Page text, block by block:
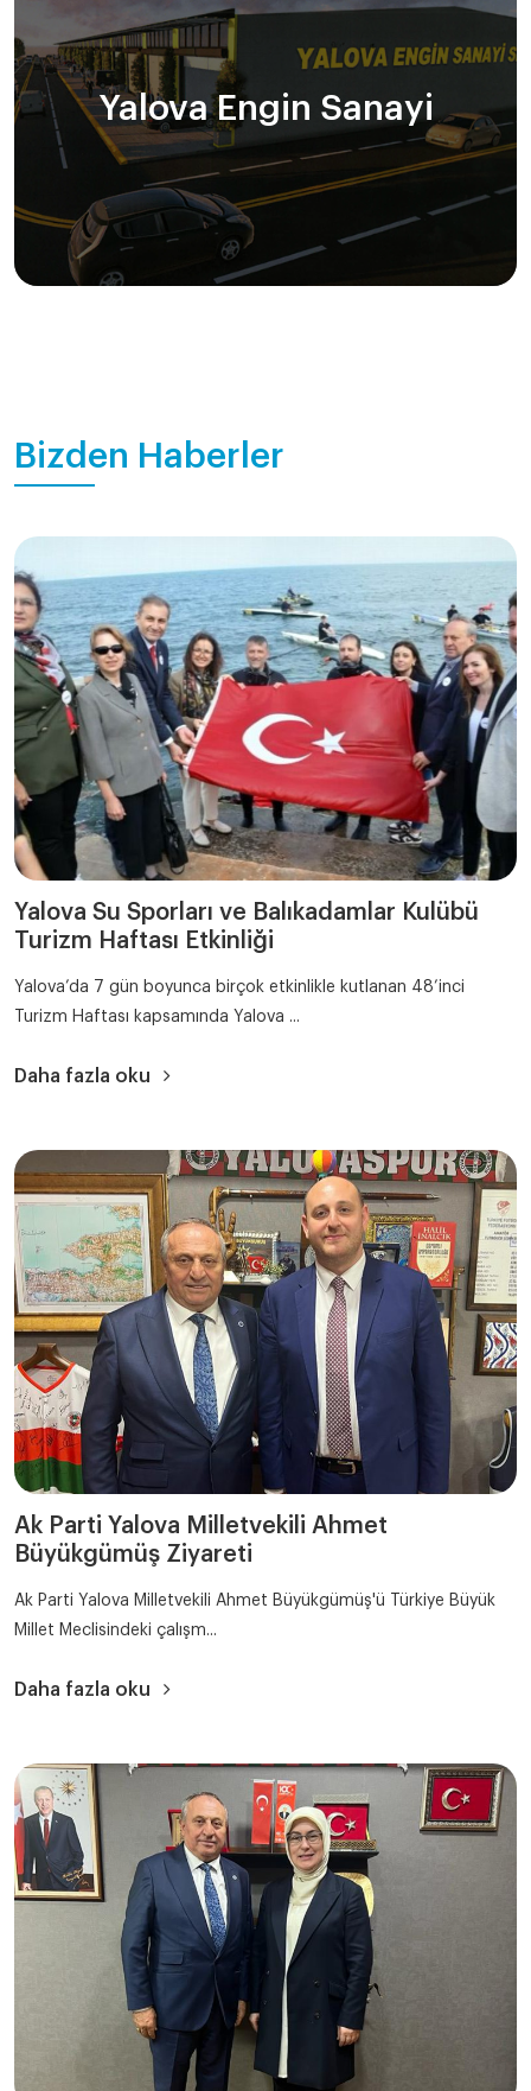
Yalova Engin Sanayi
Bizden Haberler
Yalova Su Sporları ve Balıkadamlar Kulübü
Turizm Haftası Etkinliği
Yalova’da 7 gün boyunca birçok etkinlikle kutlanan 48’inci
Turizm Haftası kapsamında Yalova ...
Daha fazla oku
Ak Parti Yalova Milletvekili Ahmet
Büyükgümüş Ziyareti
Ak Parti Yalova Milletvekili Ahmet Büyükgümüş'ü Türkiye Büyük
Millet Meclisindeki çalışm...
Daha fazla oku